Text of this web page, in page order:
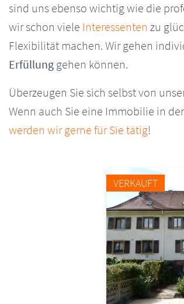
sind uns ebenso wichtig wie die
wir schon viele Interessenten zu
Flexibilität machen. Wir gehen
Erfüllung gehen können.
Überzeugen Sie sich selbst von
Wenn auch Sie eine Immobilie in
werden wir gerne für Sie tätig!
VERKAUFT